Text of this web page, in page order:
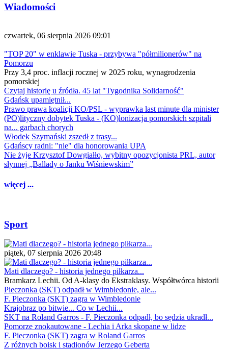
Wiadomości
czwartek, 06 sierpnia 2026 09:01
"TOP 20" w enklawie Tuska - przybywa "półmilionerów" na
Pomorzu
Przy 3,4 proc. inflacji rocznej w 2025 roku, wynagrodzenia
pomorskiej
Czytaj historię u źródła. 45 lat "Tygodnika Solidarność"
Gdańsk upamiętnił...
Prawo prawa koalicji KO/PSL - wyprawka last minute dla minister
(PO)lityczny dobytek Tuska - (KO)lonizacja pomorskich szpitali
na... garbach chorych
Włodek Szymański zszedł z trasy...
Gdańscy radni: "nie" dla honorowania UPA
Nie żyje Krzysztof Dowgiałło, wybitny opozycjonista PRL, autor
słynnej „Ballady o Janku Wiśniewskim”
więcej ...
Sport
piątek, 07 sierpnia 2026 20:48
Mati dlaczego? - historia jednego piłkarza...
Bramkarz Lechii. Od A-klasy do Ekstraklasy. Współtwórca historii
Pieczonka (SKT) odpadł w Wimbledonie, ale...
F. Pieczonka (SKT) zagra w Wimbledonie
Krajobraz po bitwie... Co w Lechii...
SKT na Roland Garros - F. Pieczonka odpadł, bo sędzia ukradł...
Pomorze znokautowane - Lechia i Arka skopane w lidze
F. Pieczonka (SKT) zagra w Roland Garros
Z różnych boisk i stadionów Jerzego Geberta